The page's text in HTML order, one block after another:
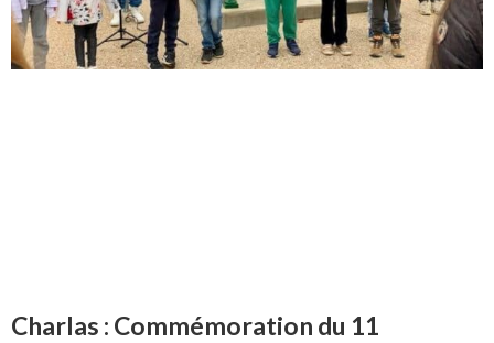
Charlas : Commémoration du 11